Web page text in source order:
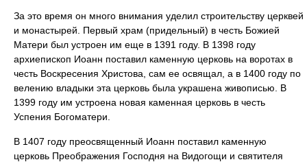
За это время он много внимания уделил строительству церквей
и монастырей. Первый храм (придельный) в честь Божией
Матери был устроен им еще в 1391 году. В 1398 году
архиепископ Иоанн поставил каменную церковь на воротах в
честь Воскресения Христова, сам ее освящал, а в 1400 году по
велению владыки эта церковь была украшена живописью. В
1399 году им устроена новая каменная церковь в честь
Успения Богоматери.
В 1407 году преосвященный Иоанн поставил каменную
церковь Преображения Господня на Видогощи и святителя